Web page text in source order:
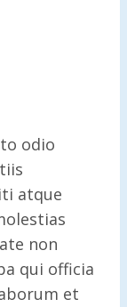
odio
atque
non
qui officia
et